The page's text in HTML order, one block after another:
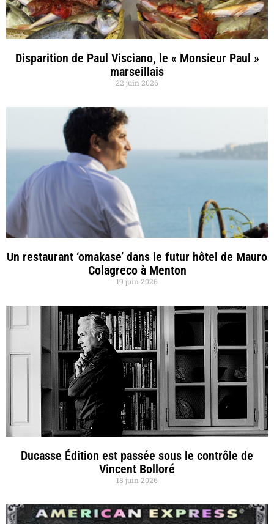
Disparition de Paul Visciano, le « Monsieur Paul »
marseillais
22 juin 2026
Un restaurant ‘omakase’ dans le futur hôtel de Mauro
Colagreco à Menton
19 juin 2026
Ducasse Édition est passée sous le contrôle de
Vincent Bolloré
18 juin 2026